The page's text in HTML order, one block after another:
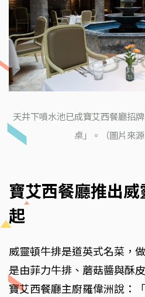
天井下噴水池已成寶艾西餐廳招
桌」。（圖片來源
寶艾西餐廳推出
起
威靈頓牛排是道英式名菜，
是由菲力牛排、蘑菇醬與酥
寶艾西餐廳主廚羅偉洲說：